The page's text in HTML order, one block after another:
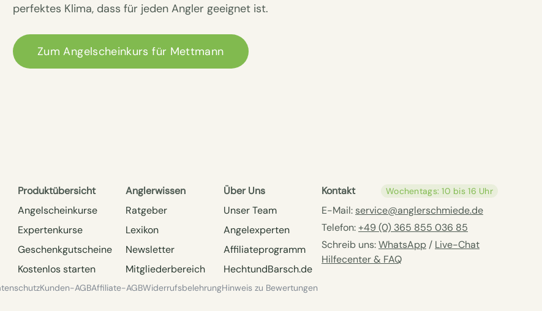
perfektes Klima, dass für jeden Angler geeignet ist.
Zum Angelscheinkurs für Mettmann
Produktübersicht
Angelscheinkurse
Expertenkurse
Geschenkgutscheine
Kostenlos starten
Anglerwissen
Ratgeber
Lexikon
Newsletter
Mitgliederbereich
Über Uns
Unser Team
Angelexperten
Affiliateprogramm
HechtundBarsch.de
Kontakt Wochentags: 10 bis 16 Uhr
E-Mail: service@anglerschmiede.de
Telefon:+49 (0) 365 855 036 85
Schreib uns:WhatsApp/ Live-Chat
Hilfecenter & FAQ
Kunden-AGBAffiliate-AGBWiderrufsbelehrungHinweis zu Bewertungen